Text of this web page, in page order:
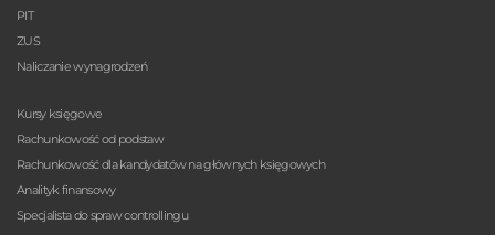
PIT
ZUS
Naliczanie wynagrodzeń
Kursy księgowe
Rachunkowość od podstaw
Rachunkowość dla kandydatów na głównych księgowych
Analityk finansowy
Specjalista do spraw controllingu